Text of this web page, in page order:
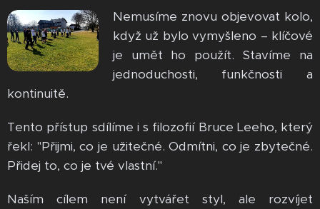
Nemusíme znovu objevovat kolo,
když už bylo vymyšleno – klíčové
je umět ho použít. Stavíme na
jednoduchosti, funkčnosti a
kontinuitě.
Tento přístup sdílíme i s filozofií Bruce Leeho, který
řekl: "Přijmi, co je užitečné. Odmítni, co je zbytečné.
Přidej to, co je tvé vlastní."
Naším cílem není vytvářet styl, ale rozvíjet